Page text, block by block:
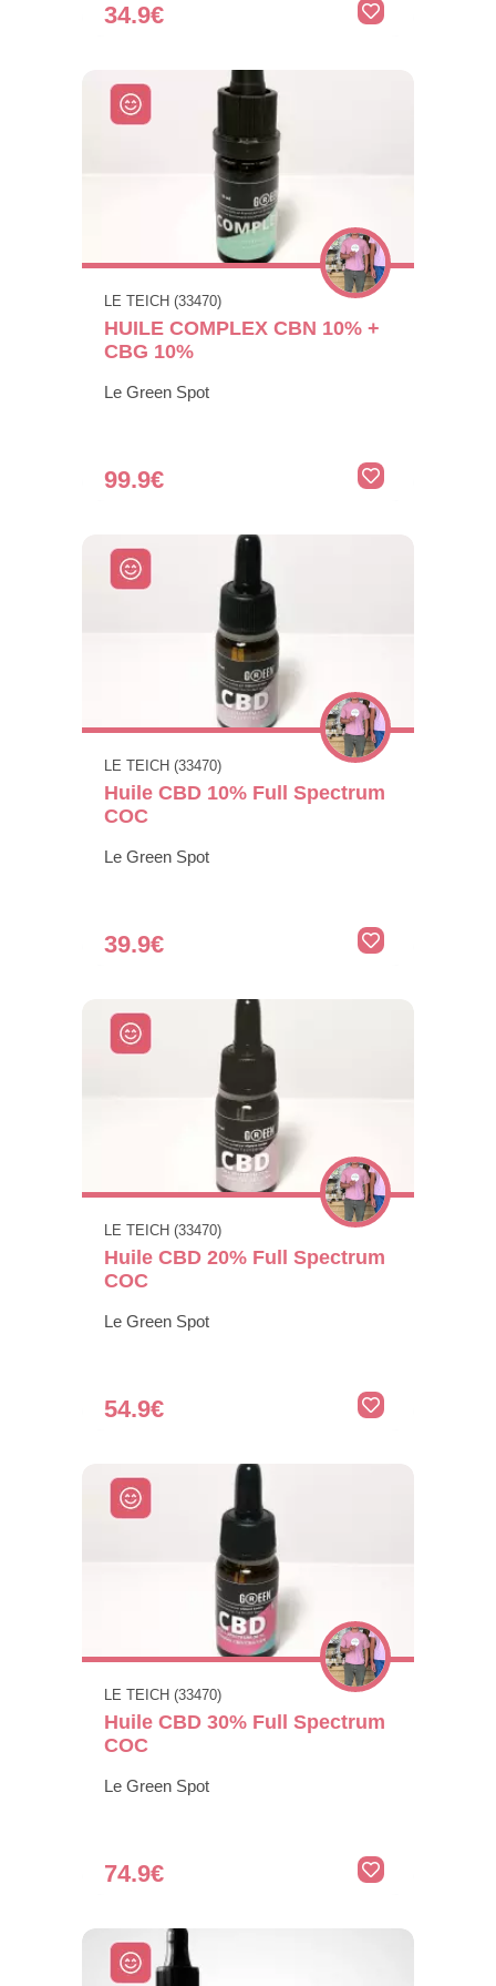
34.9€
LE TEICH (33470)
HUILE COMPLEX CBN 10% +
CBG 10%
Le Green Spot
99.9€
LE TEICH (33470)
Huile CBD 10% Full Spectrum
COC
Le Green Spot
39.9€
LE TEICH (33470)
Huile CBD 20% Full Spectrum
COC
Le Green Spot
54.9€
LE TEICH (33470)
Huile CBD 30% Full Spectrum
COC
Le Green Spot
74.9€